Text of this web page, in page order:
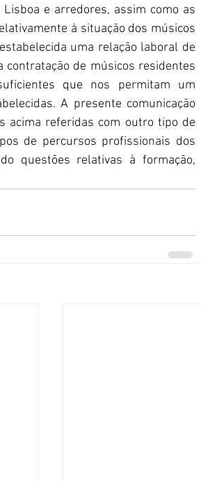
e arredores, assim como as
à situação dos músicos
uma relação laboral de
de músicos residentes
que nos permitam um
A presente comunicação
acima referidas com outro tipo de
de percursos profissionais dos
questões relativas à formação,